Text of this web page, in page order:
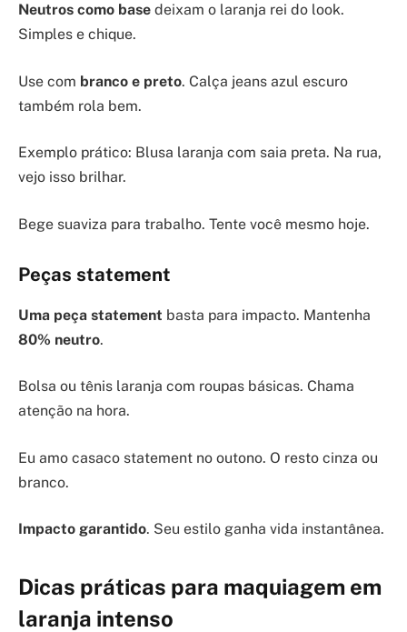
Neutros como base deixam o laranja rei do look.
Simples e chique.
Use com branco e preto. Calça jeans azul escuro
também rola bem.
Exemplo prático: Blusa laranja com saia preta. Na rua,
vejo isso brilhar.
Bege suaviza para trabalho. Tente você mesmo hoje.
Peças statement
Uma peça statement basta para impacto. Mantenha
80% neutro.
Bolsa ou tênis laranja com roupas básicas. Chama
atenção na hora.
Eu amo casaco statement no outono. O resto cinza ou
branco.
Impacto garantido. Seu estilo ganha vida instantânea.
Dicas práticas para maquiagem em
laranja intenso